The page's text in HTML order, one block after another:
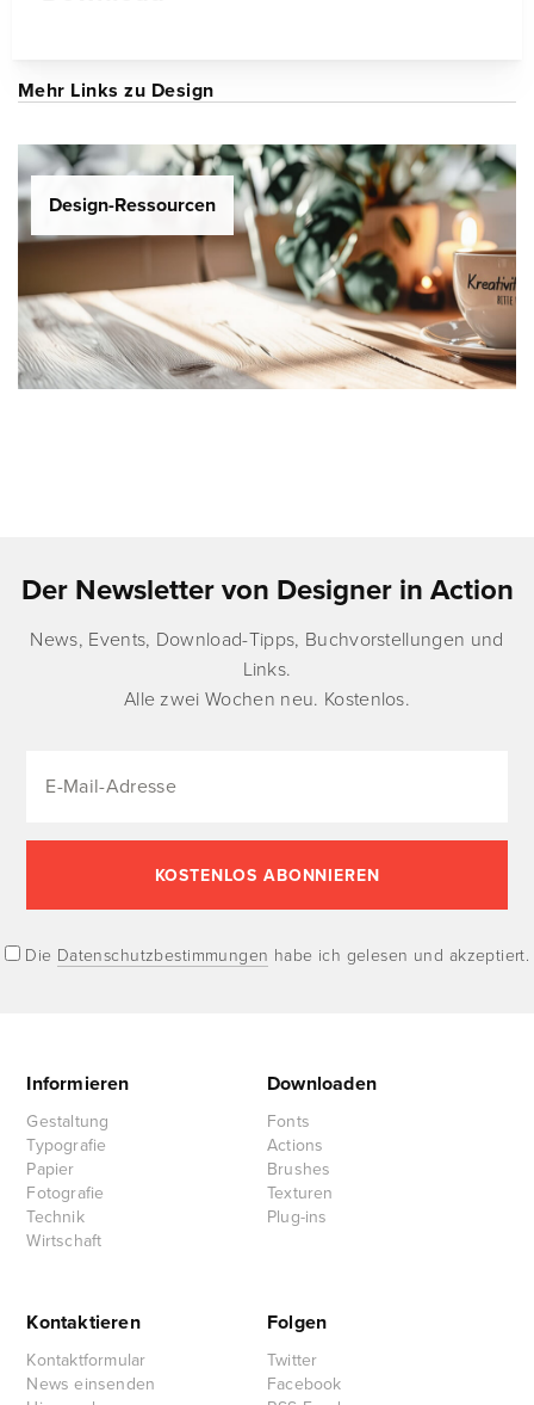
Mehr Links zu Design
Design-Ressourcen
Der Newsletter von Designer in Action
News, Events, Download-Tipps, Buchvorstellungen und
Links.
Alle zwei Wochen neu. Kostenlos.
Die Datenschutzbestimmungen habe ich gelesen und akzeptiert.
Informieren
Gestaltung
Typografie
Papier
Fotografie
Technik
Wirtschaft
Downloaden
Fonts
Actions
Brushes
Texturen
Plug-ins
Kontaktieren
Kontaktformular
News einsenden
Folgen
Twitter
Facebook